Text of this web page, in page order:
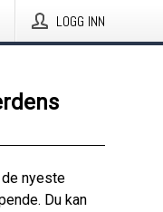
LOGG INN
nyeste
Du kan